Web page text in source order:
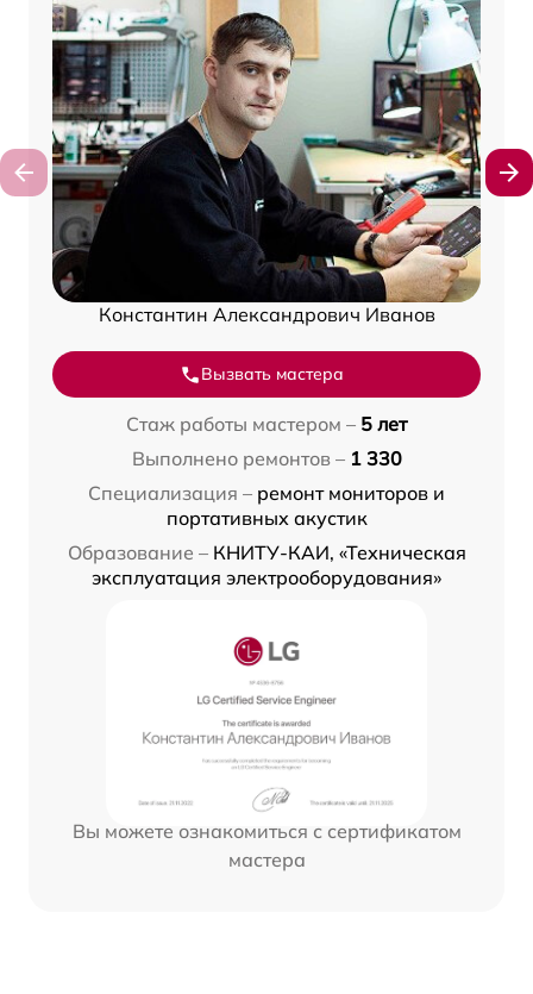
Константин Александрович Иванов
Вызвать мастера
Стаж работы мастером – 5 лет
Выполнено ремонтов – 1 330
Специализация – ремонт мониторов и
портативных акустик
Образование – КНИТУ-КАИ, «Техническая
эксплуатация электрооборудования»
Вы можете ознакомиться с сертификатом
мастера